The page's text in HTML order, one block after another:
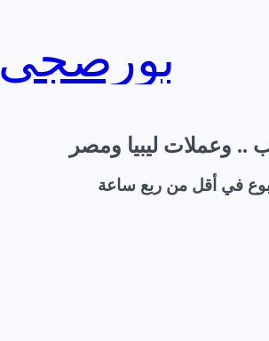
BORSAGY x بورصجي
.. وعملات ليبيا ومصر